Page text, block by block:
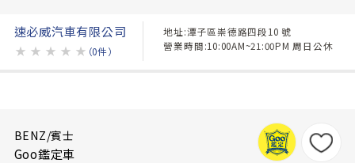
速必威汽車有限公司
★ ★ ★ ★ ★ （0件）
地址:潭子區崇德路四段10 號
營業時間:10:00AM~21:00PM 周日公休
BENZ/賓士
Goo鑑定車